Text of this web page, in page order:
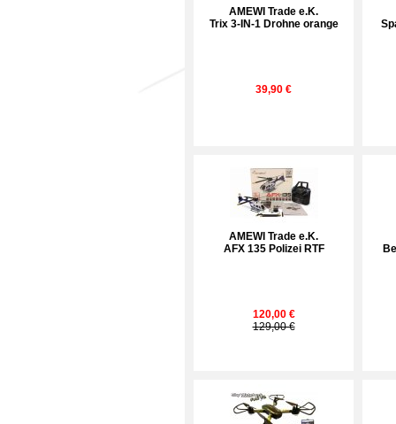
AMEWI Trade e.K.
Trix 3-IN-1 Drohne orange
39,90 €
AMEWI Trade e.K.
AFX 135 Polizei RTF
120,00 €
129,00 €